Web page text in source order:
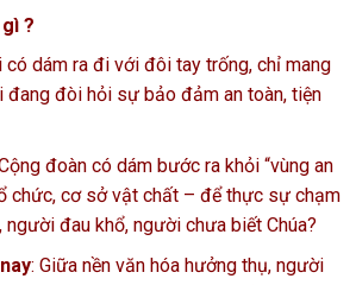
?
có dám ra đi với đôi tay trống, chỉ mang
đang đòi hỏi sự bảo đảm an toàn, tiện
đoàn có dám bước ra khỏi “vùng an
chức, cơ sở vật chất – để thực sự chạm
đau khổ, người chưa biết Chúa?
: Giữa nền văn hóa hưởng thụ, người